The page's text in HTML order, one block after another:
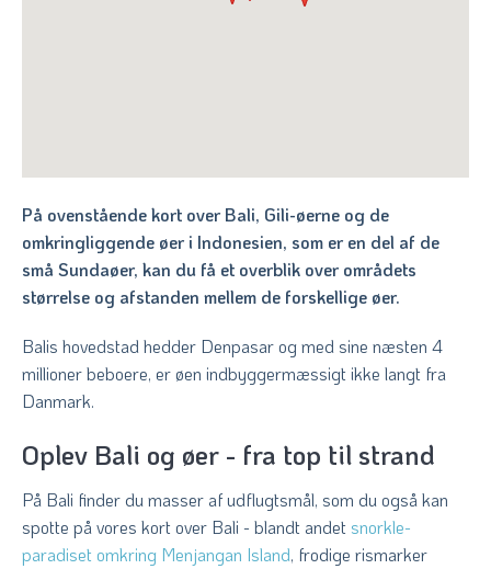
På ovenstående kort over Bali, Gili-øerne og de
omkringliggende øer i Indonesien, som er en del af de
små Sundaøer, kan du få et overblik over områdets
størrelse og afstanden mellem de forskellige øer.
Balis hovedstad hedder Denpasar og med sine næsten 4
millioner beboere, er øen indbyggermæssigt ikke langt fra
Danmark.
Oplev Bali og øer - fra top til strand
På Bali finder du masser af udflugtsmål, som du også kan
spotte på vores kort over Bali - blandt andet snorkle-
paradiset omkring Menjangan Island, frodige rismarker